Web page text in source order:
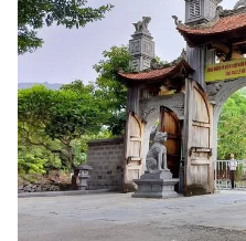
Tin thị trường
Video
Sản phẩm khác
Tiện ích